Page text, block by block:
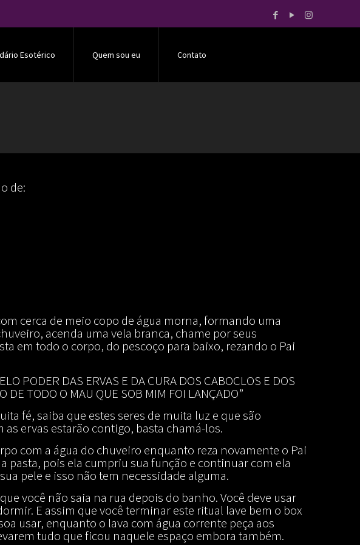
Esotérico Quem sou eu Contato
de:
cerca de meio copo de água morna, formando uma
acenda uma vela branca, chame por seus
em todo o corpo, do pescoço para baixo, rezando o Pai
PODER DAS ERVAS E DA CURA DOS CABOCLOS E DOS
DE TODO O MAU QUE SOB MIM FOI LANÇADO”
fé, saiba que estes seres de muita luz e que são
ervas estarão contigo, basta chamá-los.
com a água do chuveiro enquanto reza novamente o Pai
pasta, pois ela cumpriu sua função e continuar com ela
pele e isso não tem necessidade alguma.
você não saia na rua depois do banho. Você deve usar
E assim que você terminar este ritual lave bem o box
usar, enquanto o lava com água corrente peça aos
tudo que ficou naquele espaço embora também.